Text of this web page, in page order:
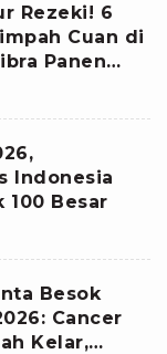
Rezeki! 6
Cuan di
Panen
Indonesia
100 Besar
Besok
Cancer
Kelar,